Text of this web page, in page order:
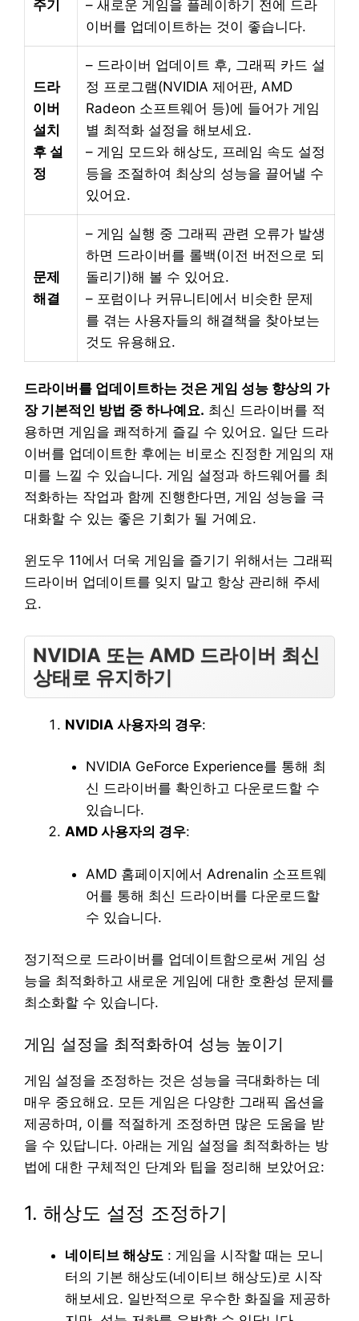
주기
– 새로운 게임을 플레이하기 전에 드라
이버를 업데이트하는 것이 좋습니다.
드라
이버
설치
후 설
정
– 드라이버 업데이트 후, 그래픽 카드 설
정 프로그램(NVIDIA 제어판, AMD
Radeon 소프트웨어 등)에 들어가 게임
별 최적화 설정을 해보세요.
– 게임 모드와 해상도, 프레임 속도 설정
등을 조절하여 최상의 성능을 끌어낼 수
있어요.
문제
해결
– 게임 실행 중 그래픽 관련 오류가 발생
하면 드라이버를 롤백(이전 버전으로 되
돌리기)해 볼 수 있어요.
– 포럼이나 커뮤니티에서 비슷한 문제
를 겪는 사용자들의 해결책을 찾아보는
것도 유용해요.
드라이버를 업데이트하는 것은 게임 성능 향상의 가
장 기본적인 방법 중 하나예요. 최신 드라이버를 적
용하면 게임을 쾌적하게 즐길 수 있어요. 일단 드라
이버를 업데이트한 후에는 비로소 진정한 게임의 재
미를 느낄 수 있습니다. 게임 설정과 하드웨어를 최
적화하는 작업과 함께 진행한다면, 게임 성능을 극
대화할 수 있는 좋은 기회가 될 거예요.
윈도우 11에서 더욱 게임을 즐기기 위해서는 그래픽
드라이버 업데이트를 잊지 말고 항상 관리해 주세
요.
NVIDIA 또는 AMD 드라이버 최신
상태로 유지하기
NVIDIA 사용자의 경우:
NVIDIA GeForce Experience를 통해 최
신 드라이버를 확인하고 다운로드할 수
있습니다.
AMD 사용자의 경우:
AMD 홈페이지에서 Adrenalin 소프트웨
어를 통해 최신 드라이버를 다운로드할
수 있습니다.
정기적으로 드라이버를 업데이트함으로써 게임 성
능을 최적화하고 새로운 게임에 대한 호환성 문제를
최소화할 수 있습니다.
게임 설정을 최적화하여 성능 높이기
게임 설정을 조정하는 것은 성능을 극대화하는 데
매우 중요해요. 모든 게임은 다양한 그래픽 옵션을
제공하며, 이를 적절하게 조정하면 많은 도움을 받
을 수 있답니다. 아래는 게임 설정을 최적화하는 방
법에 대한 구체적인 단계와 팁을 정리해 보았어요:
1. 해상도 설정 조정하기
네이티브 해상도 : 게임을 시작할 때는 모니
터의 기본 해상도(네이티브 해상도)로 시작
해보세요. 일반적으로 우수한 화질을 제공하